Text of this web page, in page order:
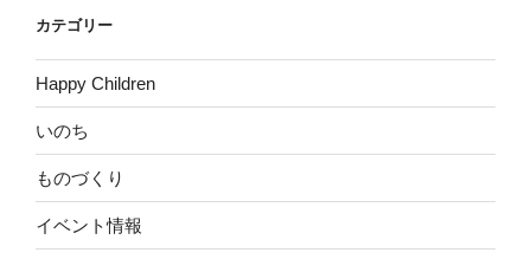
カテゴリー
Happy Children
いのち
ものづくり
イベント情報